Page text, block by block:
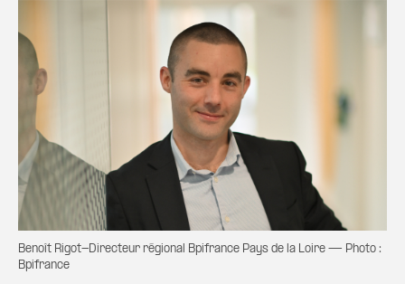
Benoît Rigot-Directeur régional Bpifrance Pays de la Loire — Photo :
Bpifrance